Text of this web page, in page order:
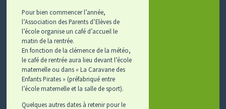
Pour bien commencer l’année,
l’Association des Parents d’Elèves de
l’école organise un café d’accueil le
matin de la rentrée.
En fonction de la clémence de la météo,
le café de rentrée aura lieu devant l’école
maternelle ou dans « La Caravane des
Enfants Pirates » (préfabriqué entre
l’école maternelle et la salle de sport).
Quelques autres dates à retenir pour le